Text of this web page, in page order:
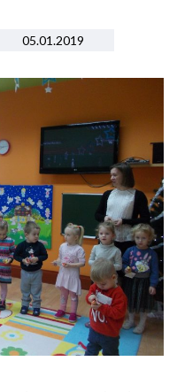
05.01.2019